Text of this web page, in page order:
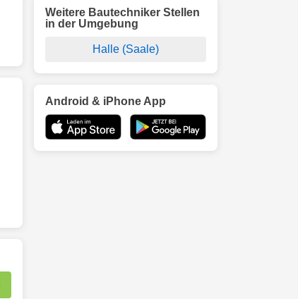
Weitere Bautechniker Stellen
in der Umgebung
Halle (Saale)
Android & iPhone App